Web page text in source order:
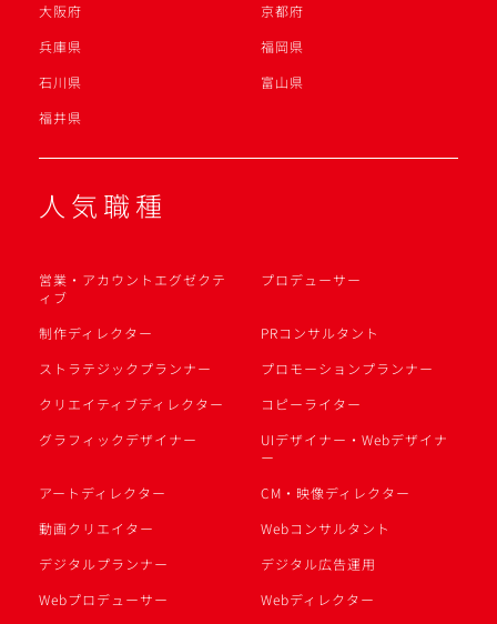
大阪府
京都府
兵庫県
福岡県
石川県
富山県
福井県
人気職種
営業・アカウントエグゼクテ
ィブ
プロデューサー
制作ディレクター
PRコンサルタント
ストラテジックプランナー
プロモーションプランナー
クリエイティブディレクター
コピーライター
グラフィックデザイナー
UIデザイナー・Webデザイナ
ー
アートディレクター
CM・映像ディレクター
動画クリエイター
Webコンサルタント
デジタルプランナー
デジタル広告運用
Webプロデューサー
Webディレクター